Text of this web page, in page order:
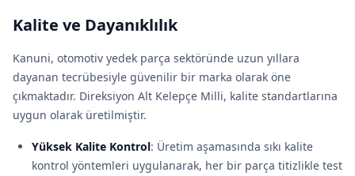
Kalite ve Dayanıklılık
Kanuni, otomotiv yedek parça sektöründe uzun yıllara
dayanan tecrübesiyle güvenilir bir marka olarak öne
çıkmaktadır. Direksiyon Alt Kelepçe Milli, kalite standartlarına
uygun olarak üretilmiştir.
Yüksek Kalite Kontrol: Üretim aşamasında sıkı kalite
kontrol yöntemleri uygulanarak, her bir parça titizlikle test